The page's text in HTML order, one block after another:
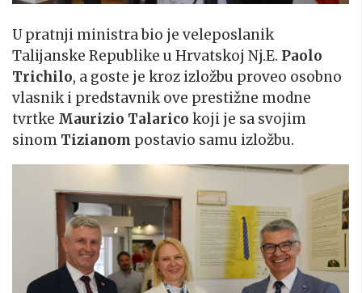
U pratnji ministra bio je veleposlanik
Talijanske Republike u Hrvatskoj Nj.E. Paolo
Trichilo, a goste je kroz izložbu proveo osobno
vlasnik i predstavnik ove prestižne modne
tvrtke Maurizio Talarico koji je sa svojim
sinom Tizianom postavio samu izložbu.